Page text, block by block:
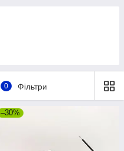
0 Фільтри
–30%